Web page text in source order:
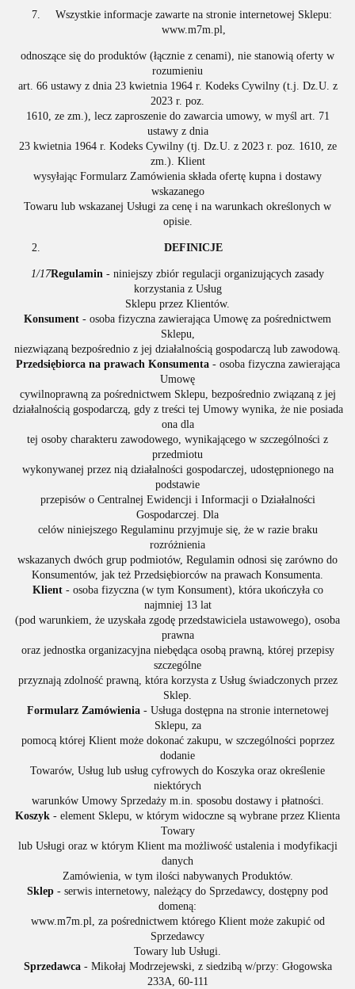
Wszystkie informacje zawarte na stronie internetowej Sklepu:
www.m7m.pl,
odnoszące się do produktów (łącznie z cenami), nie stanowią oferty w
rozumieniu
art. 66 ustawy z dnia 23 kwietnia 1964 r. Kodeks Cywilny (t.j. Dz.U. z
2023 r. poz.
1610, ze zm.), lecz zaproszenie do zawarcia umowy, w myśl art. 71
ustawy z dnia
23 kwietnia 1964 r. Kodeks Cywilny (tj. Dz.U. z 2023 r. poz. 1610, ze
zm.). Klient
wysyłając Formularz Zamówienia składa ofertę kupna i dostawy
wskazanego
Towaru lub wskazanej Usługi za cenę i na warunkach określonych w
opisie.
DEFINICJE
1/17Regulamin - niniejszy zbiór regulacji organizujących zasady
korzystania z Usług
Sklepu przez Klientów.
Konsument - osoba fizyczna zawierająca Umowę za pośrednictwem
Sklepu,
niezwiązaną bezpośrednio z jej działalnością gospodarczą lub zawodową.
Przedsiębiorca na prawach Konsumenta- osoba fizyczna zawierająca
Umowę
cywilnoprawną za pośrednictwem Sklepu, bezpośrednio związaną z jej
działalnością gospodarczą, gdy z treści tej Umowy wynika, że nie posiada
ona dla
tej osoby charakteru zawodowego, wynikającego w szczególności z
przedmiotu
wykonywanej przez nią działalności gospodarczej, udostępnionego na
podstawie
przepisów o Centralnej Ewidencji i Informacji o Działalności
Gospodarczej. Dla
celów niniejszego Regulaminu przyjmuje się, że w razie braku
rozróżnienia
wskazanych dwóch grup podmiotów, Regulamin odnosi się zarówno do
Konsumentów, jak też Przedsiębiorców na prawach Konsumenta.
Klient- osoba fizyczna (w tym Konsument), która ukończyła co
najmniej 13 lat
(pod warunkiem, że uzyskała zgodę przedstawiciela ustawowego), osoba
prawna
oraz jednostka organizacyjna niebędąca osobą prawną, której przepisy
szczególne
przyznają zdolność prawną, która korzysta z Usług świadczonych przez
Sklep.
Formularz Zamówienia - Usługa dostępna na stronie internetowej
Sklepu, za
pomocą której Klient może dokonać zakupu, w szczególności poprzez
dodanie
Towarów, Usług lub usług cyfrowych do Koszyka oraz określenie
niektórych
warunków Umowy Sprzedaży m.in. sposobu dostawy i płatności.
Koszyk - element Sklepu, w którym widoczne są wybrane przez Klienta
Towary
lub Usługi oraz w którym Klient ma możliwość ustalenia i modyfikacji
danych
Zamówienia, w tym ilości nabywanych Produktów.
Sklep - serwis internetowy, należący do Sprzedawcy, dostępny pod
domeną:
www.m7m.pl, za pośrednictwem którego Klient może zakupić od
Sprzedawcy
Towary lub Usługi.
Sprzedawca- Mikołaj Modrzejewski, z siedzibą w/przy: Głogowska
233A, 60-111